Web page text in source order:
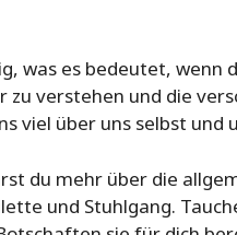
was es bedeutet, wenn
zu verstehen und die
viel über uns selbst und
du mehr über die
und Stuhlgang.